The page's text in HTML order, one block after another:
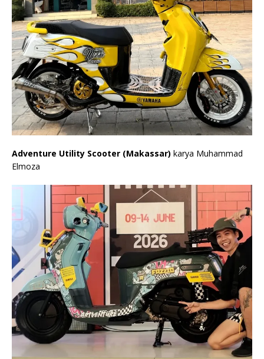
Adventure Utility Scooter (Makassar) karya Muhammad
Elmoza